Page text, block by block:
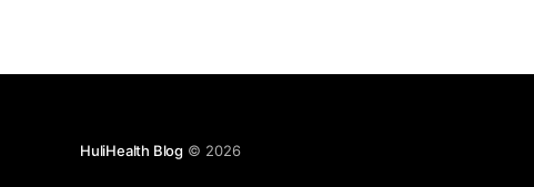
HuliHealth Blog © 2026